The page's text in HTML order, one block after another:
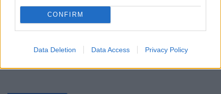
CONFIRM
Data Deletion Data Access Privacy Policy
Πέντε χρόνια ΔΕΗ blue: Το μεγαλύτερο δίκτυο
ΝΊΚΟΣ ΝΑΟΎΜ 30.7.2026